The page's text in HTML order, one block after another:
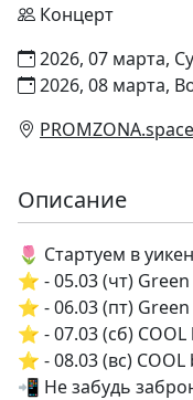
Концерт
2026, 07 марта,
2026, 08 марта,
PROMZONA.space
Описание
🌷 Стартуем в
⭐️ - 05.03 (чт)
⭐️ - 06.03 (пт)
⭐️ - 07.03 (сб)
⭐️ - 08.03 (вс) COOL
📲 Не забудь